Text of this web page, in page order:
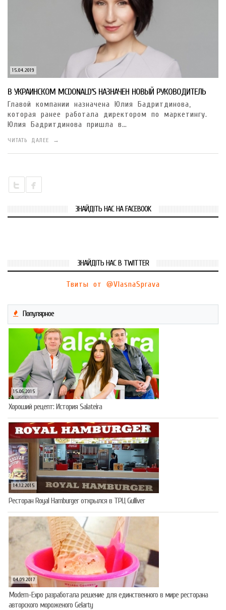
15.04.2019
В УКРАИНСКОМ MCDONALD’S НАЗНАЧЕН НОВЫЙ РУКОВОДИТЕЛЬ
Главой компании назначена Юлия Бадритдинова,
которая ранее работала директором по маркетингу.
Юлия Бадритдинова пришла в…
ЧИТАТЬ ДАЛЕЕ →
ЗНАЙДІТЬ НАС НА FACEBOOK
ЗНАЙДІТЬ НАС В TWITTER
Твиты от @VlasnaSprava
Популярное
15.06.2015
Хороший рецепт: История Salateira
14.12.2015
Ресторан Royal Hamburger открылся в ТРЦ Gulliver
04.09.2017
Modern-Expo разработала решение для единственного в мире ресторана
авторского мороженого Gelarty